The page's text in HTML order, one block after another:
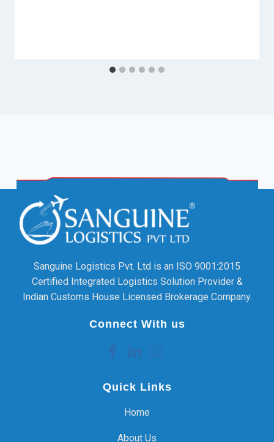
Sanguine Logistics Pvt. Ltd is an ISO 9001:2015
Certified Integrated Logistics Solution Provider &
Indian Customs House Licensed Brokerage Company.
Connect With us
Quick Links
Home
About Us